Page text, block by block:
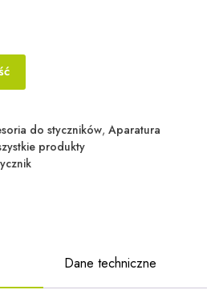
do styczników, Aparatura
produkty
Dane techniczne